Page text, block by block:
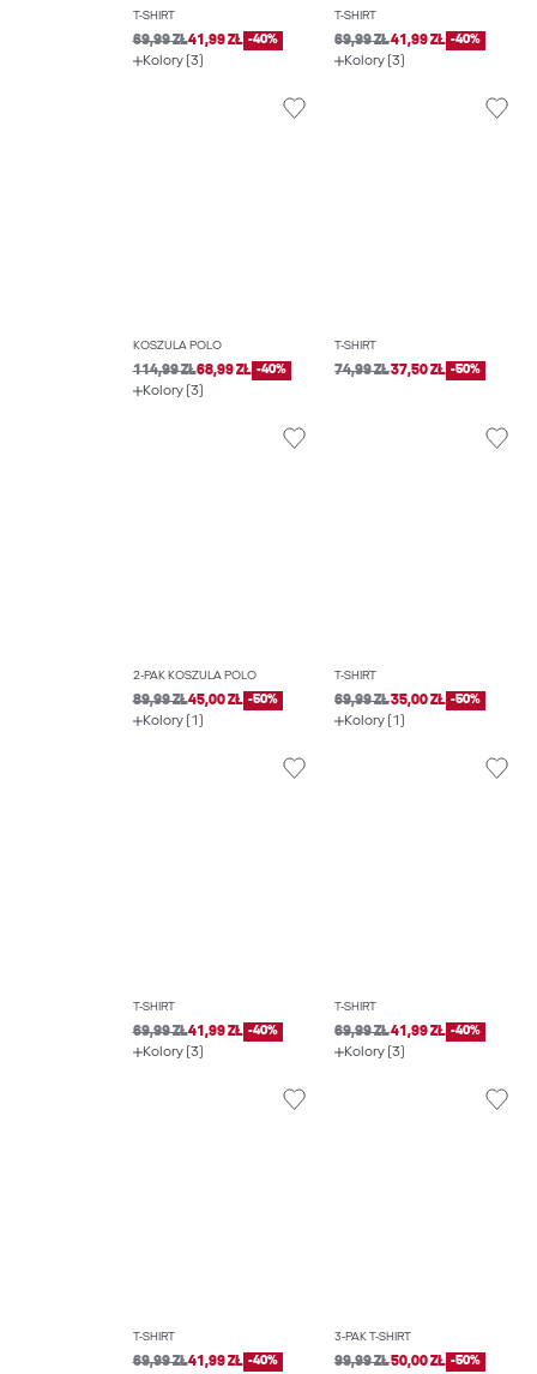
T-SHIRT
69,99 ZŁ41,99 ZŁ -40%
Kolory (3)
T-SHIRT
69,99 ZŁ41,99 ZŁ -40%
Kolory (3)
KOSZULA POLO
114,99 ZŁ68,99 ZŁ -40%
Kolory (3)
T-SHIRT
74,99 ZŁ37,50 ZŁ -50%
2-PAK KOSZULA POLO
89,99 ZŁ45,00 ZŁ -50%
Kolory (1)
T-SHIRT
69,99 ZŁ35,00 ZŁ -50%
Kolory (1)
T-SHIRT
69,99 ZŁ41,99 ZŁ -40%
Kolory (3)
T-SHIRT
69,99 ZŁ41,99 ZŁ -40%
Kolory (3)
T-SHIRT
69,99 ZŁ41,99 ZŁ -40%
3-PAK T-SHIRT
99,99 ZŁ50,00 ZŁ -50%